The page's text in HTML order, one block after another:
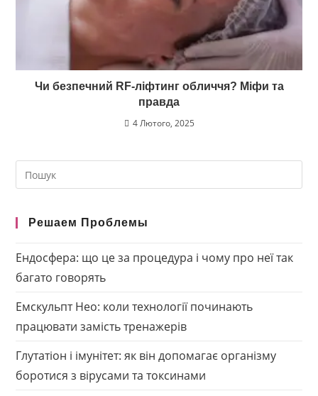
Чи безпечний RF-ліфтинг обличчя? Міфи та
правда
4 Лютого, 2025
Search
this
Решаем Проблемы
Ендосфера: що це за процедура і чому про неї так
багато говорять
Емскульпт Нео: коли технології починають
працювати замість тренажерів
Глутатіон і імунітет: як він допомагає організму
боротися з вірусами та токсинами